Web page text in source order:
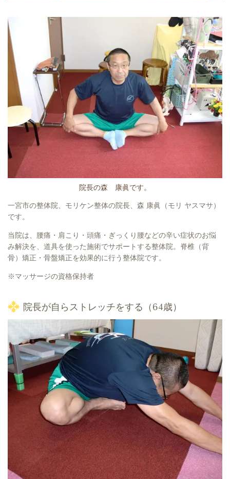
院長の森 康眞です。
一宮市の整体院、モリケン整体の院長、 森 康眞（モリ ヤスマサ）
です。
当院は、腰痛・肩こり・頭痛・ぎっくり腰などの辛い症状のお悩
み解決を、道具を使った施術でサポートする整体院。脊椎（背
骨）矯正・骨盤矯正を効果的に行う整体院です。
※マッサージの資格保持者
院長が自らストレッチをする（64歳）